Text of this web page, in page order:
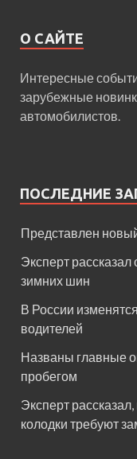
О САЙТЕ
Интересные
зарубежные
автомобилистов.
ПОСЛЕДНИЕ
Представлен
Эксперт рассказал
зимних шин
В России
водителей
Названы главные
пробегом
Эксперт
колодки требуют